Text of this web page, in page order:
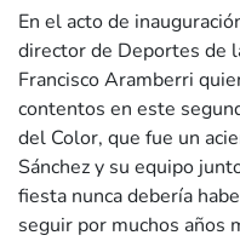
En el acto de
director de Deportes de
Francisco Aramberri
contentos en este
del Color, que fue un
Sánchez y su equipo
fiesta nunca debería
seguir por muchos años